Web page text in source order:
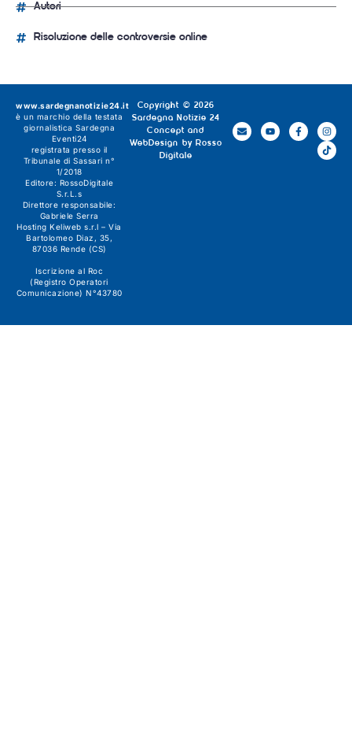
Autori
Risoluzione delle controversie online
Copyright © 2026
Sardegna Notizie 24
Concept and
WebDesign by Rosso
Digitale
www.sardegnanotizie24.it
è un marchio della testata
giornalistica Sardegna
Eventi24
registrata presso il
Tribunale di Sassari n°
1/2018
Editore: RossoDigitale
S.r.L.s
Direttore responsabile:
Gabriele Serra
Hosting Keliweb s.r.l – Via
Bartolomeo Diaz, 35,
87036 Rende (CS)
Iscrizione al Roc
(Registro Operatori
Comunicazione) N°43780